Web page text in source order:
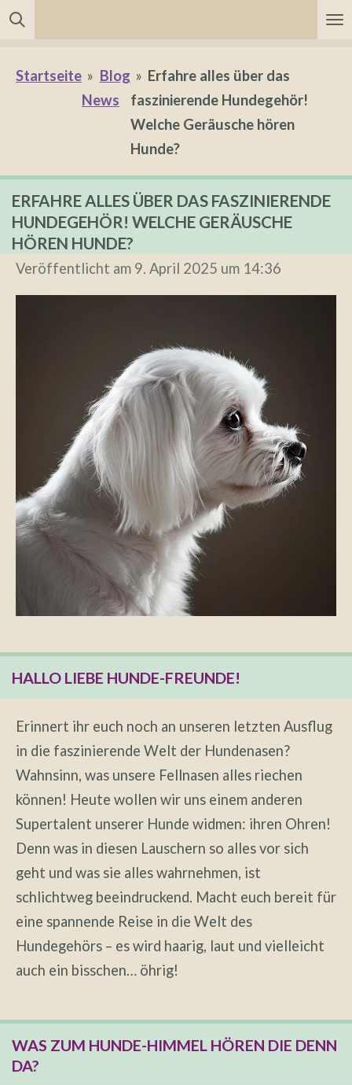
Zum
Hauptinhalt
springen
Startseite » Blog
News
» Erfahre alles über das
faszinierende Hundegehör!
Welche Geräusche hören
Hunde?
ERFAHRE ALLES ÜBER DAS FASZINIERENDE
HUNDEGEHÖR! WELCHE GERÄUSCHE
HÖREN HUNDE?
Veröffentlicht am 9. April 2025 um 14:36
HALLO LIEBE HUNDE-FREUNDE!
Erinnert ihr euch noch an unseren letzten Ausflug
in die faszinierende Welt der Hundenasen?
Wahnsinn, was unsere Fellnasen alles riechen
können! Heute wollen wir uns einem anderen
Supertalent unserer Hunde widmen: ihren Ohren!
Denn was in diesen Lauschern so alles vor sich
geht und was sie alles wahrnehmen, ist
schlichtweg beeindruckend. Macht euch bereit für
eine spannende Reise in die Welt des
Hundegehörs – es wird haarig, laut und vielleicht
auch ein bisschen… öhrig!
WAS ZUM HUNDE-HIMMEL HÖREN DIE DENN
DA?